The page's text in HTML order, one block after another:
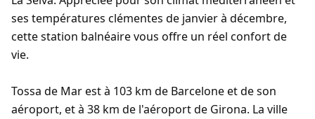
ses températures clémentes de janvier à décembre,
cette station balnéaire vous offre un réel confort de
vie.
Tossa de Mar est à 103 km de Barcelone et de son
aéroport, et à 38 km de l'aéroport de Girona. La ville